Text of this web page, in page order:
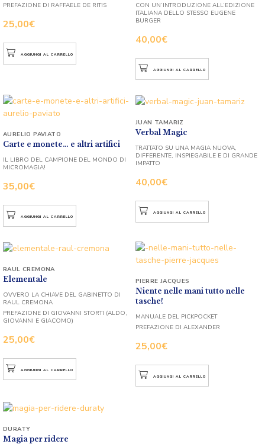
25,00€
PREFAZIONE DI RAFFAELE DE RITIS
AGGIUNGI AL CARRELLO
40,00€
CON UN’INTRODUZIONE ALL’EDIZIONE
ITALIANA DELLO STESSO EUGENE
BURGER
AGGIUNGI AL CARRELLO
Carte e monete… e altri artifici
35,00€
AURELIO PAVIATO
IL LIBRO DEL CAMPIONE DEL MONDO DI
MICROMAGIA!
AGGIUNGI AL CARRELLO
Verbal Magic
40,00€
JUAN TAMARIZ
TRATTATO SU UNA MAGIA NUOVA,
DIFFERENTE, INSPIEGABILE E DI GRANDE
IMPATTO
AGGIUNGI AL CARRELLO
Elementale
25,00€
RAUL CREMONA
OVVERO LA CHIAVE DEL GABINETTO DI
RAUL CREMONA
PREFAZIONE DI GIOVANNI STORTI (ALDO,
GIOVANNI E GIACOMO)
AGGIUNGI AL CARRELLO
Niente nelle mani tutto nelle
tasche!
25,00€
PIERRE JACQUES
MANUALE DEL PICKPOCKET
PREFAZIONE DI ALEXANDER
AGGIUNGI AL CARRELLO
Magia per ridere
DURATY